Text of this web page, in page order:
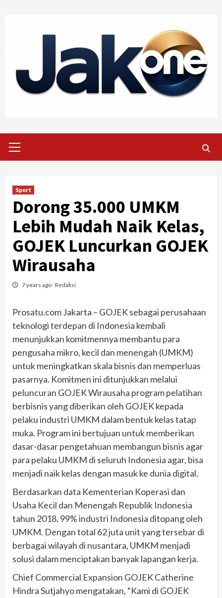
Menu
Sport
Dorong 35.000 UMKM
Lebih Mudah Naik Kelas,
GOJEK Luncurkan GOJEK
Wirausaha
7 years ago Redaksi
Prosatu.com Jakarta – GOJEK sebagai perusahaan
teknologi terdepan di Indonesia kembali
menunjukkan komitmennya membantu para
pengusaha mikro, kecil dan menengah (UMKM)
untuk meningkatkan skala bisnis dan memperluas
pasarnya. Komitmen ini ditunjukkan melalui
peluncuran GOJEK Wirausaha program pelatihan
berbisnis yang diberikan oleh GOJEK kepada
pelaku industri UMKM dalam bentuk kelas tatap
muka. Program ini bertujuan untuk memberikan
dasar-dasar pengetahuan membangun bisnis agar
para pelaku UMKM di seluruh Indonesia agar, bisa
menjadi naik kelas dengan masuk ke dunia digital.
Berdasarkan data Kementerian Koperasi dan
Usaha Kecil dan Menengah Republik Indonesia
tahun 2018, 99% industri Indonesia ditopang oleh
UMKM. Dengan total 62 juta unit yang tersebar di
berbagai wilayah di nusantara, UMKM menjadi
solusi dalam menciptakan banyak lapangan kerja.
Chief Commercial Expansion GOJEK Catherine
Hindra Sutjahyo mengatakan, “Kami di GOJEK